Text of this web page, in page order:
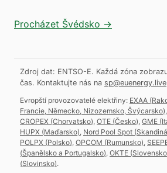
Procházet Švédsko →
Zdroj dat: ENTSO-E. Každá zóna
čas. Kontaktujte nás na sp@euenergy.live
Evropští provozovatelé elektřiny: EXAA (
Francie, Německo, Nizozemsko, Švýcarsko)
CROPEX (Chorvatsko) OTE (Česko) GME (
HUPX (Maďarsko) Nord Pool Spot (
POLPX (Polsko) OPCOM (Rumunsko)
(Španělsko a Portugalsko) OKTE (Slovensko
(Slovinsko).